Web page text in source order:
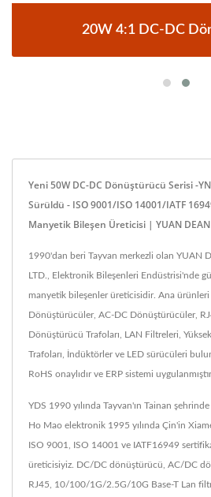
20W 4:1 DC-DC
Yeni 50W DC-DC Dönüştürücü Serisi -
Sürüldü - ISO 9001/ISO 14001/IATF
Manyetik Bileşen Üreticisi | YUAN DEAN
1990'dan beri Tayvan merkezli olan YUAN
LTD., Elektronik Bileşenleri Endüstrisi'nde
manyetik bileşenler üreticisidir. Ana ürünleri
Dönüştürücüler, AC-DC Dönüştürücüler,
Dönüştürücü Trafoları, LAN Filtreleri,
Trafoları, İndüktörler ve LED sürücüleri
RoHS onaylıdır ve ERP sistemi
YDS 1990 yılında Tayvan'ın Tainan
Ho Mao elektronik 1995 yılında Çin'in
ISO 9001, ISO 14001 ve IATF16949
üreticisiyiz. DC/DC dönüştürücü, AC/DC
RJ45, 10/100/1G/2.5G/10G Base-T Lan